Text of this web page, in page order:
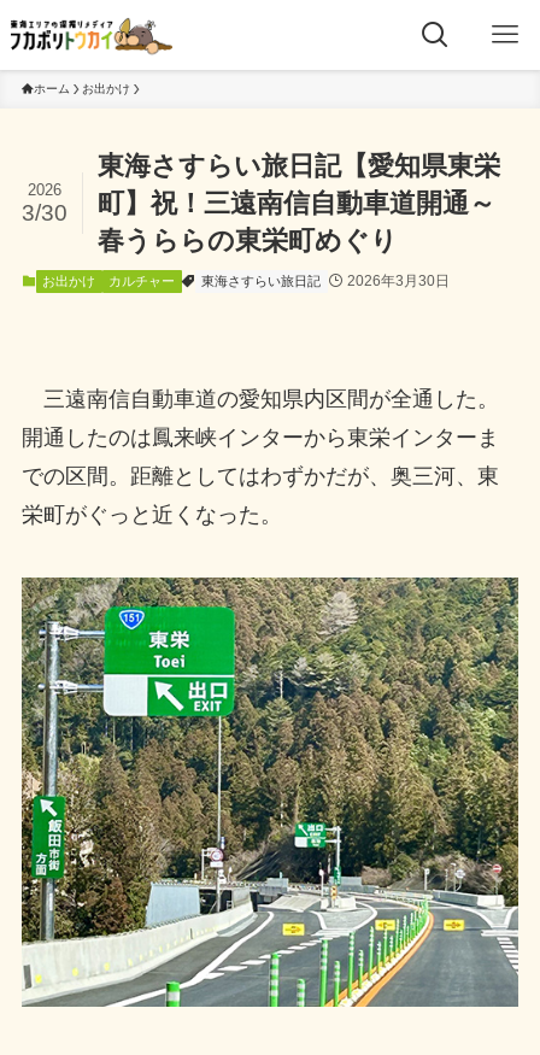
ホーム お出かけ
東海さすらい旅日記【愛知県東栄
町】祝！三遠南信自動車道開通～
春うららの東栄町めぐり
2026
3/30
お出かけ カルチャー 東海さすらい旅日記 2026年3月30日
三遠南信自動車道の愛知県内区間が全通した。
開通したのは鳳来峡インターから東栄インターま
での区間。距離としてはわずかだが、奥三河、東
栄町がぐっと近くなった。